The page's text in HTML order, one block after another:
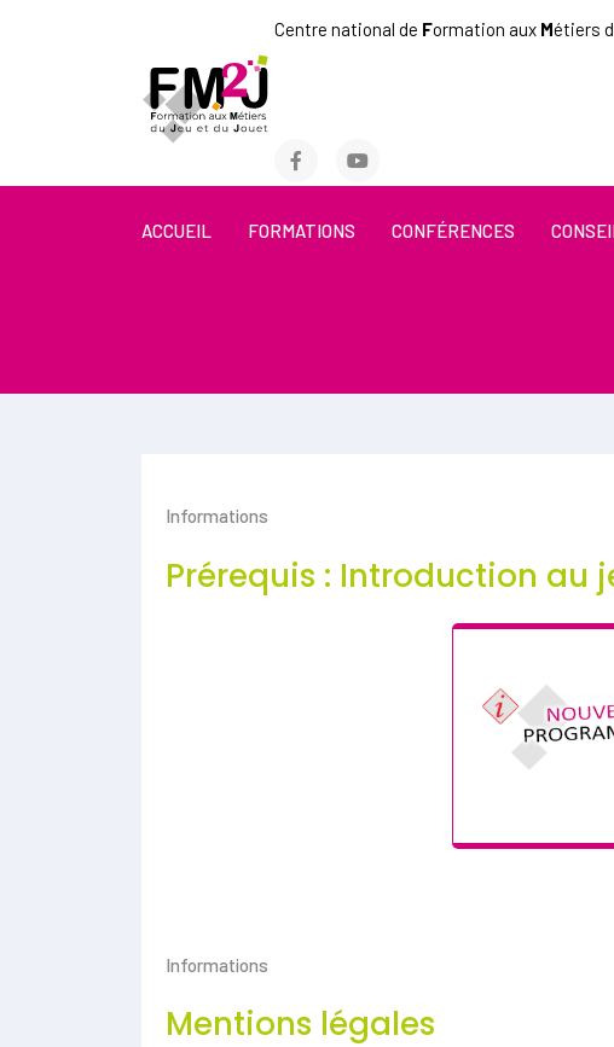
Centre national de Formation aux Métiers
ACCUEIL FORMATIONS CONFÉRENCES
Informations
Prérequis : Introduction au
Informations
Mentions légales